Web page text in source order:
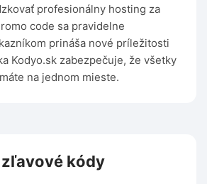
profesionálny hosting za
code sa pravidelne
prináša nové príležitosti
Kodyo.sk zabezpečuje, že všetky
na jednom mieste.
kódy